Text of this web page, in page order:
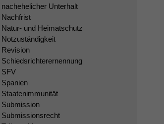
nachehelicher Unterhalt
Nachfrist
Natur- und Heimatschutz
Notzuständigkeit
Revision
Schiedsrichterernennung
SFV
Spanien
Staatenimmunität
Submission
Submissionsrecht